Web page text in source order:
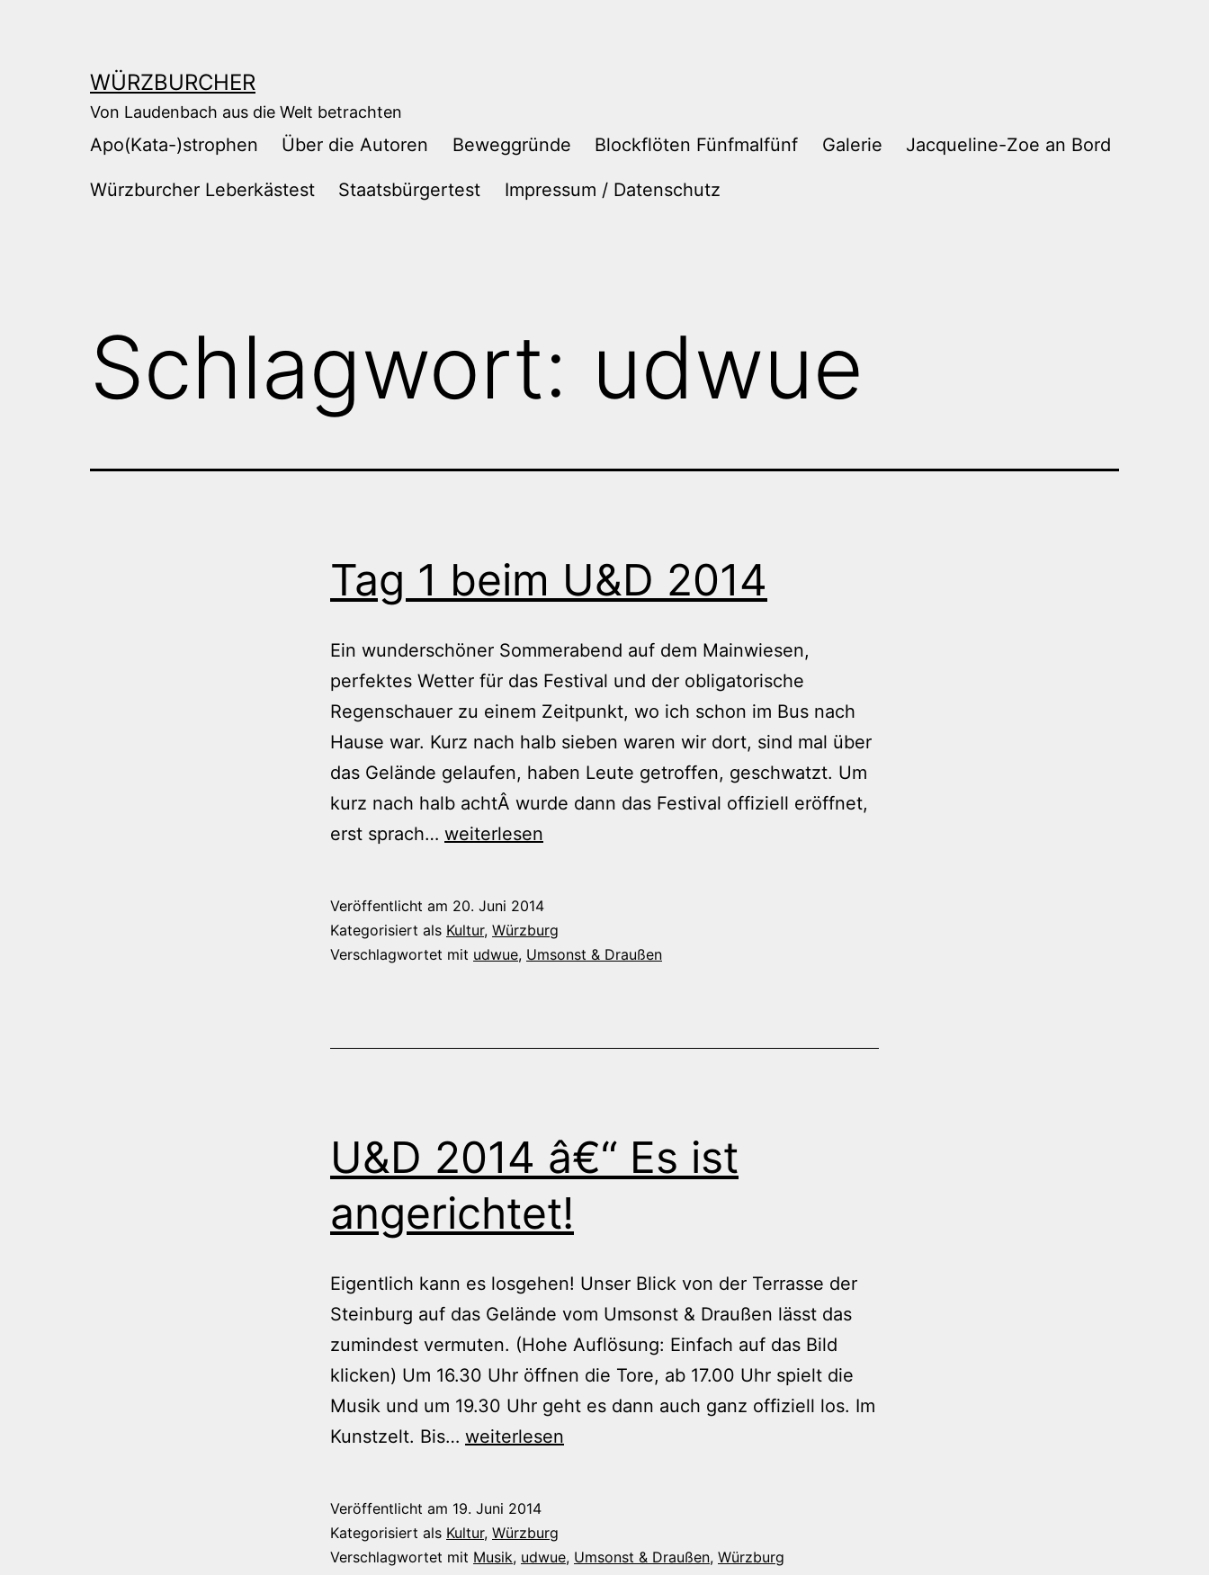
WÜRZBURCHER
Von Laudenbach aus die Welt betrachten
Apo(Kata-)strophen Über die Autoren Beweggründe Blockflöten Fünfmalfünf Galerie Jacqueline-Zoe an Bord
Würzburcher Leberkästest Staatsbürgertest Impressum / Datenschutz
Schlagwort: udwue
Tag 1 beim U&D 2014
Ein wunderschöner Sommerabend auf dem Mainwiesen,
perfektes Wetter für das Festival und der obligatorische
Regenschauer zu einem Zeitpunkt, wo ich schon im Bus nach
Hause war. Kurz nach halb sieben waren wir dort, sind mal über
das Gelände gelaufen, haben Leute getroffen, geschwatzt. Um
kurz nach halb achtÂ wurde dann das Festival offiziell eröffnet,
erst sprach… Tag
U&D
2014
weiterlesen
Veröffentlicht am 20. Juni 2014
Kategorisiert als Kultur, Würzburg
Verschlagwortet mit udwue, Umsonst & Draußen
U&D 2014 â€“ Es ist
angerichtet!
Eigentlich kann es losgehen! Unser Blick von der Terrasse der
Steinburg auf das Gelände vom Umsonst & Draußen lässt das
zumindest vermuten. (Hohe Auflösung: Einfach auf das Bild
klicken) Um 16.30 Uhr öffnen die Tore, ab 17.00 Uhr spielt die
Musik und um 19.30 Uhr geht es dann auch ganz offiziell los. Im
Kunstzelt. Bis… U&D
Es
ist
weiterlesen
Veröffentlicht am 19. Juni 2014
Kategorisiert als Kultur, Würzburg
Verschlagwortet mit Musik, udwue, Umsonst & Draußen, Würzburg